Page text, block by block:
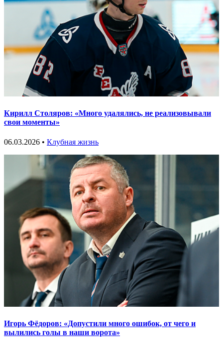
Кирилл Столяров: «Много удалялись, не реализовывали
свои моменты»
06.03.2026 • Клубная жизнь
Игорь Фёдоров: «Допустили много ошибок, от чего и
вылились голы в наши ворота»